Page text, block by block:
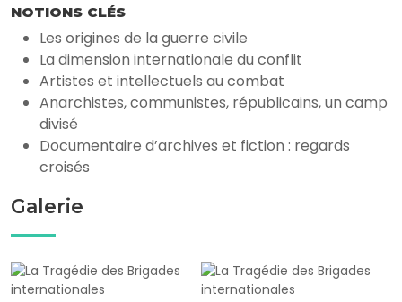
NOTIONS CLÉS
Les origines de la guerre civile
La dimension internationale du conflit
Artistes et intellectuels au combat
Anarchistes, communistes, républicains, un camp
divisé
Documentaire d’archives et fiction : regards
croisés
Galerie